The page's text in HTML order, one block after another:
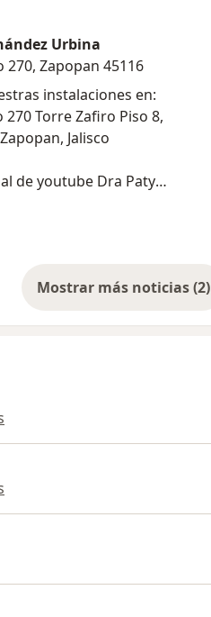
Urbina
270, Zapopan 45116
instalaciones en:
270 Torre Zafiro Piso 8,
Jalisco
de youtube Dra Paty
Mostrar más noticias (2)